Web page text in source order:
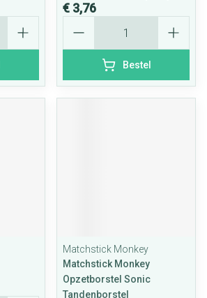
€ 3,76
Bestel
Matchstick Monkey
Matchstick Monkey
Opzetborstel Sonic
Tandenborstel